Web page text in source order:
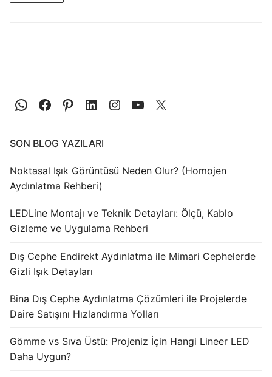
Sabit Gerilim Çubuk LED
Sabit Akım Çubuk LED
Alüminyum LED Profilleri
Plastik LED Profilleri
DMX Kontrol Sistemleri
LED Güç Kaynakları
SON BLOG YAZILARI
Noktasal Işık Görüntüsü Neden Olur? (Homojen
Aydınlatma Rehberi)
LEDLine Montajı ve Teknik Detayları: Ölçü, Kablo
Gizleme ve Uygulama Rehberi
Dış Cephe Endirekt Aydınlatma ile Mimari Cephelerde
Gizli Işık Detayları
Bina Dış Cephe Aydınlatma Çözümleri ile Projelerde
Daire Satışını Hızlandırma Yolları
Gömme vs Sıva Üstü: Projeniz İçin Hangi Lineer LED
Daha Uygun?